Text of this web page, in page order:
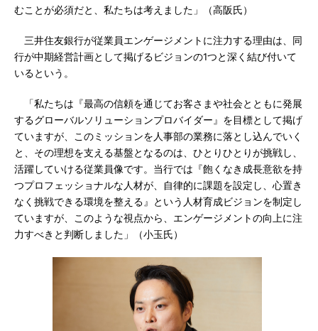
むことが必須だと、私たちは考えました」（高阪氏）
三井住友銀行が従業員エンゲージメントに注力する理由は、同
行が中期経営計画として掲げるビジョンの1つと深く結び付いて
いるという。
「私たちは『最高の信頼を通じてお客さまや社会とともに発展
するグローバルソリューションプロバイダー』を目標として掲げ
ていますが、このミッションを人事部の業務に落とし込んでいく
と、その理想を支える基盤となるのは、ひとりひとりが挑戦し、
活躍していける従業員像です。当行では『飽くなき成長意欲を持
つプロフェッショナルな人材が、自律的に課題を設定し、心置き
なく挑戦できる環境を整える』という人材育成ビジョンを制定し
ていますが、このような視点から、エンゲージメントの向上に注
力すべきと判断しました」（小玉氏）